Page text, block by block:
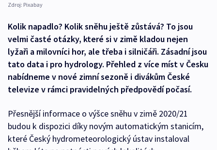
Zdroj: Pixabay
Kolik napadlo? Kolik sněhu ještě zůstává? To jsou
velmi časté otázky, které si v zimě kladou nejen
lyžaři a milovníci hor, ale třeba i silničáři. Zásadní jsou
tato data i pro hydrology. Přehled z více míst v Česku
nabídneme v nové zimní sezoně i divákům České
televize v rámci pravidelných předpovědí počasí.
Přesnější informace o výšce sněhu v zimě 2020/21
budou k dispozici díky novým automatickým stanicím,
které Český hydrometeorologický ústav instaloval